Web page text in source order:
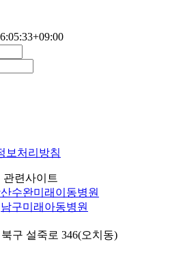
보처리방침
관련사이트
수완미래이동병원
남구미래아동병원
구 설죽로 346(오치동)